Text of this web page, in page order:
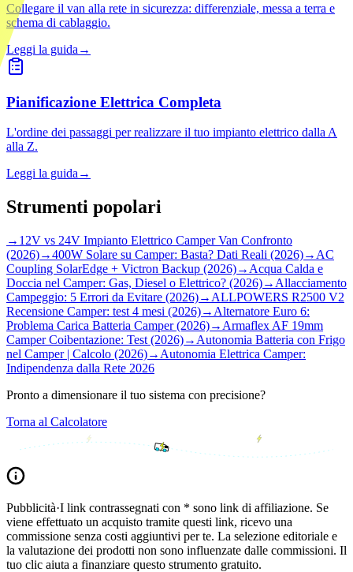
Collegare il van alla rete in sicurezza: differenziale, messa a terra e
schema di cablaggio.
Leggi la guida →
Pianificazione Elettrica Completa
L'ordine dei passaggi per realizzare il tuo impianto elettrico dalla A
alla Z.
Leggi la guida →
Strumenti popolari
→ 12V vs 24V Impianto Elettrico Camper Van Confronto
(2026)→400W Solare su Camper: Basta? Dati Reali (2026)→ AC
Coupling SolarEdge + Victron Backup (2026)→ Acqua Calda e
Doccia nel Camper: Gas, Diesel o Elettrico? (2026)→ Allacciamento
Campeggio: 5 Errori da Evitare (2026)→ ALLPOWERS R2500 V2
Recensione Camper: test 4 mesi (2026)→ Alternatore Euro 6:
Problema Carica Batteria Camper (2026)→ Armaflex AF 19mm
Camper Coibentazione: Test (2026)→ Autonomia Batteria con Frigo
nel Camper | Calcolo (2026)→ Autonomia Elettrica Camper:
Indipendenza dalla Rete 2026
Pronto a dimensionare il tuo sistema con precisione?
Torna al Calcolatore
Pubblicità·I link contrassegnati con * sono link di affiliazione. Se
viene effettuato un acquisto tramite questi link, ricevo una
commissione senza costi aggiuntivi per te. La selezione editoriale e
la valutazione dei prodotti non sono influenzate dalle commissioni. Il
tuo clic aiuta a finanziare questo strumento gratuito.